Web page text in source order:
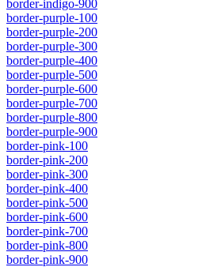
border-indigo-900
border-purple-100
border-purple-200
border-purple-300
border-purple-400
border-purple-500
border-purple-600
border-purple-700
border-purple-800
border-purple-900
border-pink-100
border-pink-200
border-pink-300
border-pink-400
border-pink-500
border-pink-600
border-pink-700
border-pink-800
border-pink-900